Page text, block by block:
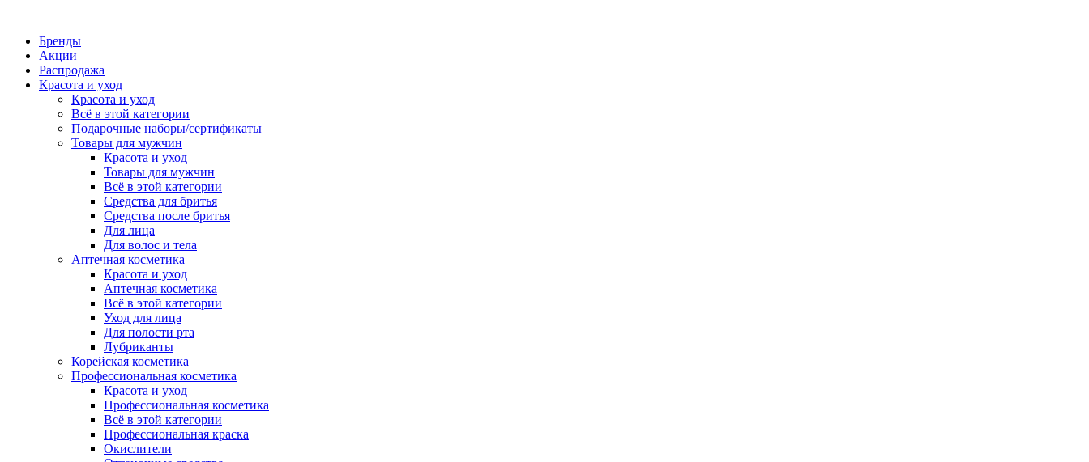
Бренды
Акции
Распродажа
Красота и уход
Красота и уход
Всё в этой категории
Подарочные наборы/сертификаты
Товары для мужчин
Красота и уход
Товары для мужчин
Всё в этой категории
Средства для бритья
Средства после бритья
Для лица
Для волос и тела
Аптечная косметика
Красота и уход
Аптечная косметика
Всё в этой категории
Уход для лица
Для полости рта
Лубриканты
Корейская косметика
Профессиональная косметика
Красота и уход
Профессиональная косметика
Всё в этой категории
Профессиональная краска
Окислители